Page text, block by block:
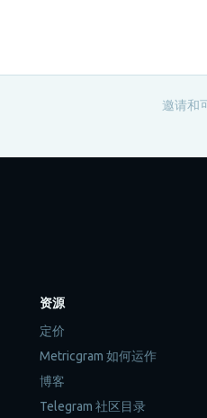
邀请和
资源
定价
Metricgram 如何运作
博客
Telegram 社区目录